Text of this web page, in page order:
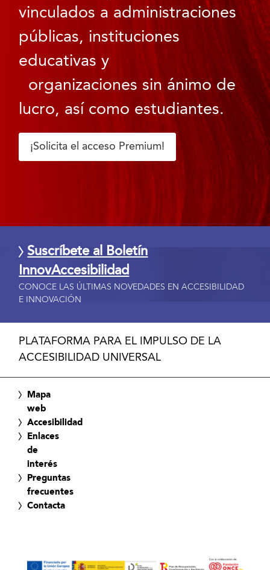
vinculados a administraciones
públicas, instituciones
educativas y
organizaciones sin ánimo de
lucro, así como estudiantes.
¡Solicita el acceso Premium!
Suscríbete al Boletín
InnovAccesibilidad
CONOCE LAS ÚLTIMAS NOVEDADES EN ACCESIBILIDAD
E INNOVACIÓN
PLATAFORMA PARA EL IMPULSO DE LA
ACCESIBILIDAD UNIVERSAL
Mapa
web
Accesibilidad
Enlaces
de
interés
Preguntas
frecuentes
Contacta